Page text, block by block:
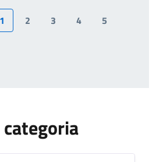
1 2 3 4
5